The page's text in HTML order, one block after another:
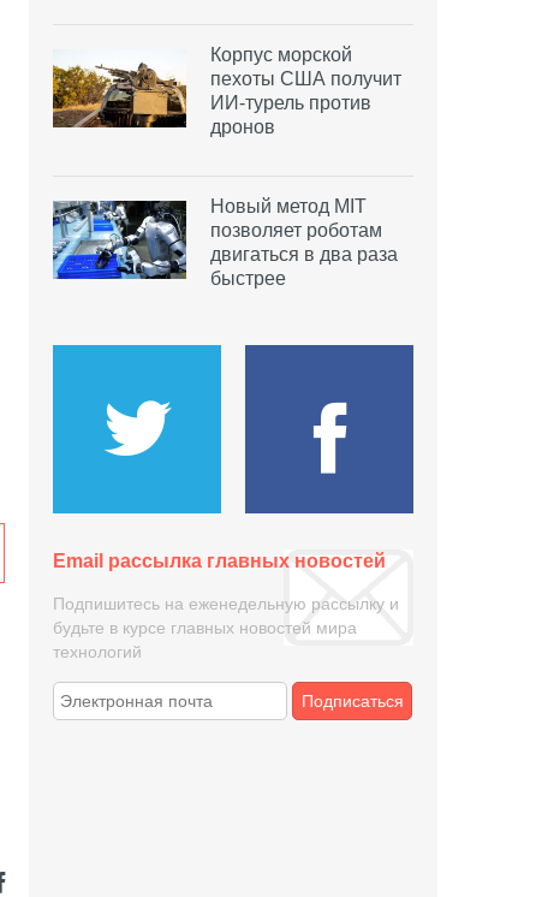
Корпус морской
пехоты США получит
ИИ-турель против
дронов
Новый метод MIT
позволяет роботам
двигаться в два раза
быстрее
Email рассылка главных новостей
Подпишитесь на еженедельную рассылку и
будьте в курсе главных новостей мира
технологий
Подписаться